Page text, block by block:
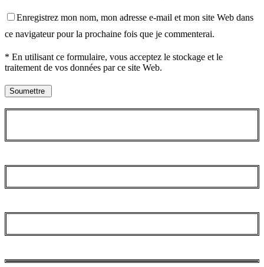
Enregistrez mon nom, mon adresse e-mail et mon site Web dans
ce navigateur pour la prochaine fois que je commenterai.
* En utilisant ce formulaire, vous acceptez le stockage et le
traitement de vos données par ce site Web.